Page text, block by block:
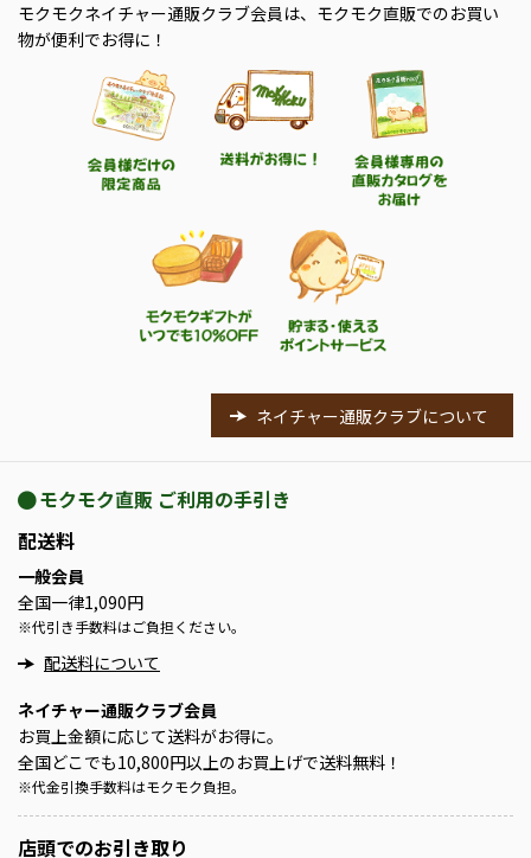
モクモクネイチャー通販クラブ会員は、モクモク直販でのお買い
物が便利でお得に！
ネイチャー通販クラブについて
モクモク直販 ご利用の手引き
配送料
一般会員
全国一律1,090円
※代引き手数料はご負担ください。
配送料について
ネイチャー通販クラブ会員
お買上金額に応じて送料がお得に。
全国どこでも10,800円以上のお買上げで送料無料！
※代金引換手数料はモクモク負担。
店頭でのお引き取り